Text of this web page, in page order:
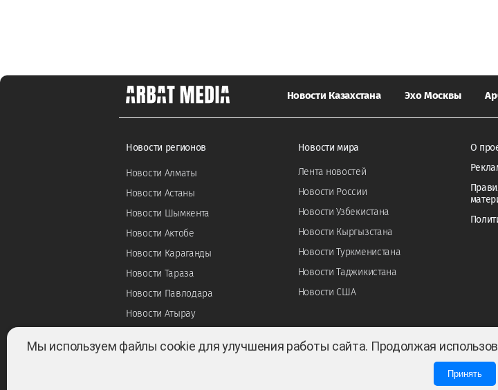
Новости Казахстана Эхо Москвы
Новости регионов
Новости Алматы
Новости Астаны
Новости Шымкента
Новости Актобе
Новости Караганды
Новости Тараза
Новости Павлодара
Новости Атырау
Новости мира
Лента новостей
Новости России
Новости Узбекистана
Новости Кыргызстана
Новости Туркменистана
Новости Таджикистана
Новости США
О
Мы используем файлы cookie для улучшения работы сайта. Продолжая
Принять